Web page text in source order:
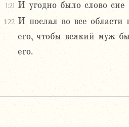
1:21 И угодно было слово
1:22 И послал во все
его, чтобы всякий муж
его.